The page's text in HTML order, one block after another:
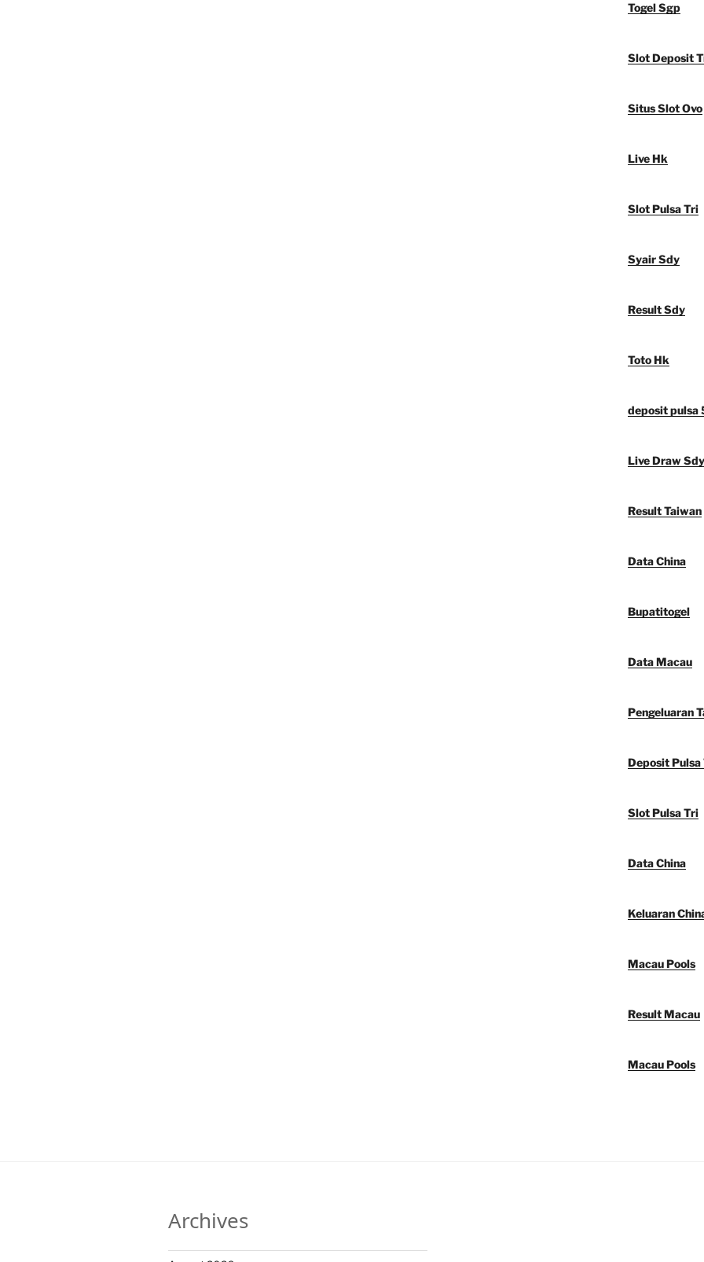
Togel Sgp
Slot Deposit
Situs Slot Ovo
Live Hk
Slot Pulsa Tri
Syair Sdy
Result Sdy
Toto Hk
deposit pulsa
Live Draw Sdy
Result Taiwan
Data China
Bupatitogel
Data Macau
Pengeluaran
Deposit Pulsa
Slot Pulsa Tri
Data China
Keluaran
Macau Pools
Result Macau
Macau Pools
Archives